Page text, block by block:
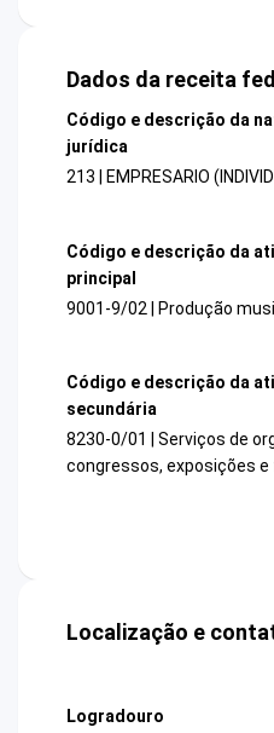
Dados da receita
Código e descrição da
jurídica
213 | EMPRESARIO
Código e descrição da
principal
9001-9/02 | Produção
Código e descrição da
secundária
8230-0/01 | Serviços de
congressos, exposições
Localização e
Logradouro